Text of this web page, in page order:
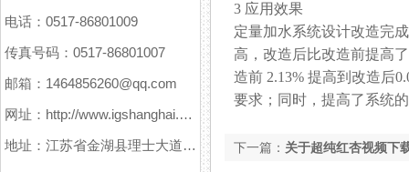
电话：0517-86801009
传真号码：0517-86801007
邮箱：1464856260@qq.com
网址：http://www.igshanghai.com
地址：江苏省金湖县理士大道61号
3 应用效果
定量加水系统设计改造完成
高，改造后比改造前提
造前 2.13% 提高到改造后
要求；同时，提高了系统
下一篇： 关于超纯红杏视频下